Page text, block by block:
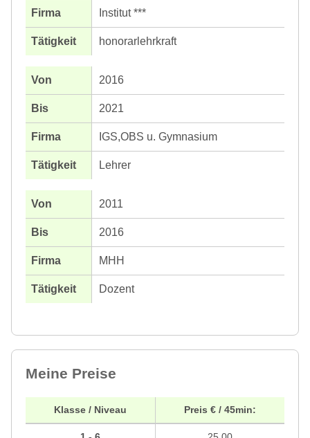
Institut ***
honorarlehrkraft
2016
2021
IGS,OBS u. Gymnasium
Lehrer
2011
2016
MHH
Dozent
Meine Preise
Klasse / Niveau Preis € / 45min: